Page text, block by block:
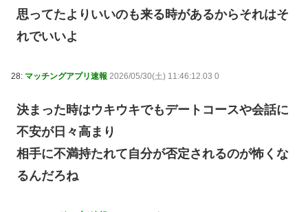
思ってたよりいいのも来る時があるからそれはそ
れでいいよ
28: マッチングアプリ速報 2026/05/30(土) 11:46:12.03 0
決まった時はウキウキでもデートコースや会話に
不安が日々高まり
相手に不満持たれて自分が否定されるのが怖くな
るんだろね